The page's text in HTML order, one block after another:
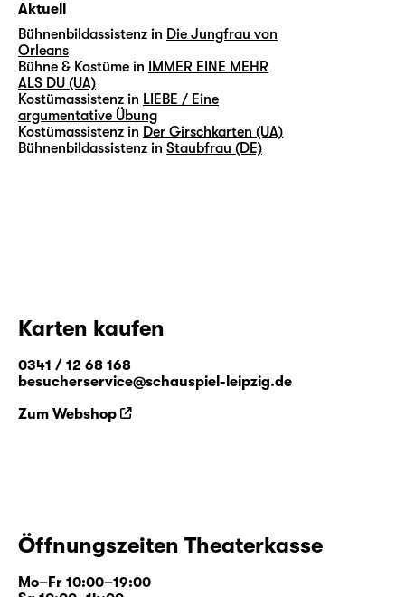
Aktuell
Bühnenbildassistenz in Die Jungfrau von
Orleans
Bühne & Kostüme in
IMMER EINE MEHR
ALS DU (UA)
Kostümassistenz in LIEBE / Eine
argumentative Übung
Kostümassistenz in Der Girschkarten (UA)
Bühnenbildassistenz in Staubfrau (DE)
Karten kaufen
0341 / 12 68 168
besucherservice@schauspiel-leipzig.de
Zum Webshop
Öffnungszeiten Theaterkasse
Mo–Fr 10:00–19:00